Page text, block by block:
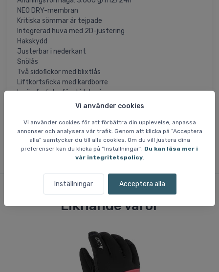
Vi använder cookies
Vi använder cookies för att förbättra din upplevelse, anpassa
annonser och analysera vår trafik. Genom att klicka på ”Acceptera
alla” samtycker du till alla cookies. Om du vill justera dina
preferenser kan du klicka på ”Inställningar”. Du kan läsa mer i
vår integritetspolicy.
Inställningar Acceptera alla
NEO DRY-membran
Kritiska sömmar är tejpade
Integrerad huva med 2D-justering
Hakskydd
Justerbar i nederkant
Snölås
Två sidofickor med blixtlås
Liftkortsficka med kardborre
Invändig ficka för skidglasögon
inte in fler när det aktuella lagret är sålt. Storlekar som ej
finns på lager är inte tillgängliga.
Liknande varor